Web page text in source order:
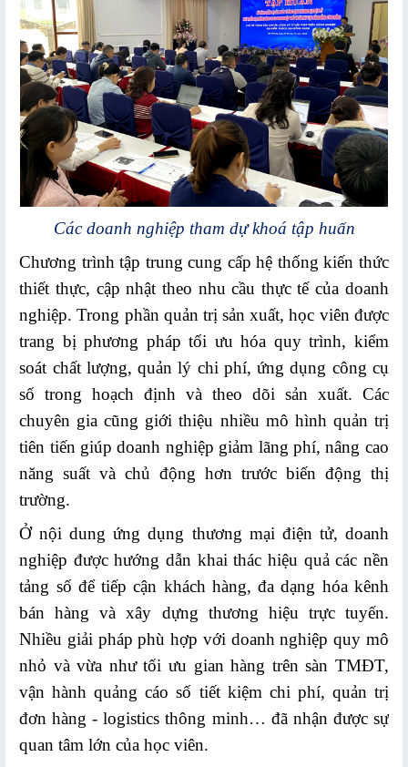
Hoạt
động
TMĐT
khác
HOẠT
ĐỘNG
TMĐT
Web
Sàn
giao
dịch
TMĐT
động
TMĐT
Thông
báo
phạm
TMĐT
Hỗ
ứng
dụng
CNTT
HOẠT
Các doanh nghiệp tham dự khoá tập huấn
Chương trình tập trung cung cấp hệ thống kiến thức
thiết thực, cập nhật theo nhu cầu thực tế của doanh
nghiệp. Trong phần quản trị sản xuất, học viên được
trang bị phương pháp tối ưu hóa quy trình, kiểm
soát chất lượng, quản lý chi phí, ứng dụng công cụ
số trong hoạch định và theo dõi sản xuất. Các
chuyên gia cũng giới thiệu nhiều mô hình quản trị
tiên tiến giúp doanh nghiệp giảm lãng phí, nâng cao
năng suất và chủ động hơn trước biến động thị
trường.
Ở nội dung ứng dụng thương mại điện tử, doanh
nghiệp được hướng dẫn khai thác hiệu quả các nền
tảng số để tiếp cận khách hàng, đa dạng hóa kênh
bán hàng và xây dựng thương hiệu trực tuyến.
Nhiều giải pháp phù hợp với doanh nghiệp quy mô
nhỏ và vừa như tối ưu gian hàng trên sàn TMĐT,
vận hành quảng cáo số tiết kiệm chi phí, quản trị
đơn hàng - logistics thông minh… đã nhận được sự
quan tâm lớn của học viên.